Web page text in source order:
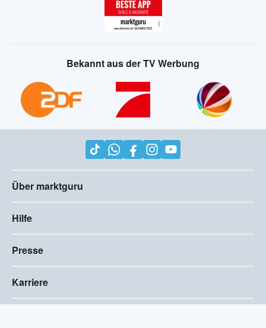
Bekannt aus der TV Werbung
Über marktguru
Hilfe
Presse
Karriere